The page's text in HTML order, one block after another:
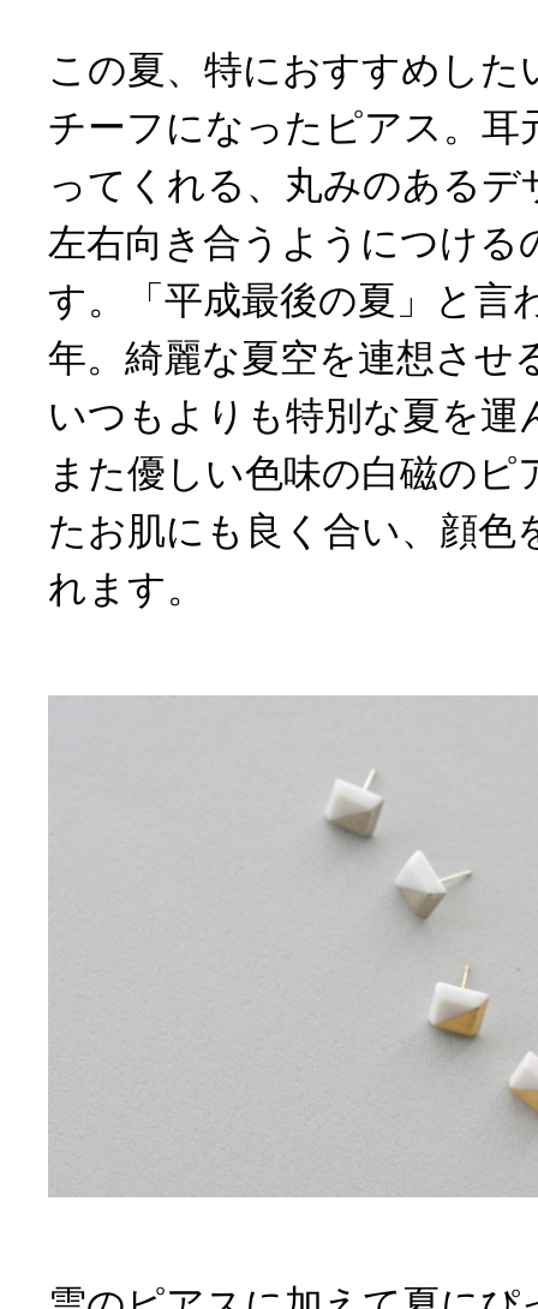
この夏、特におすすめした
チーフになったピアス。耳
ってくれる、丸みのあるデ
左右向き合うようにつける
す。「平成最後の夏」と言
年。綺麗な夏空を連想させ
いつもよりも特別な夏を運
また優しい色味の白磁のピ
たお肌にも良く合い、顔色
れます。